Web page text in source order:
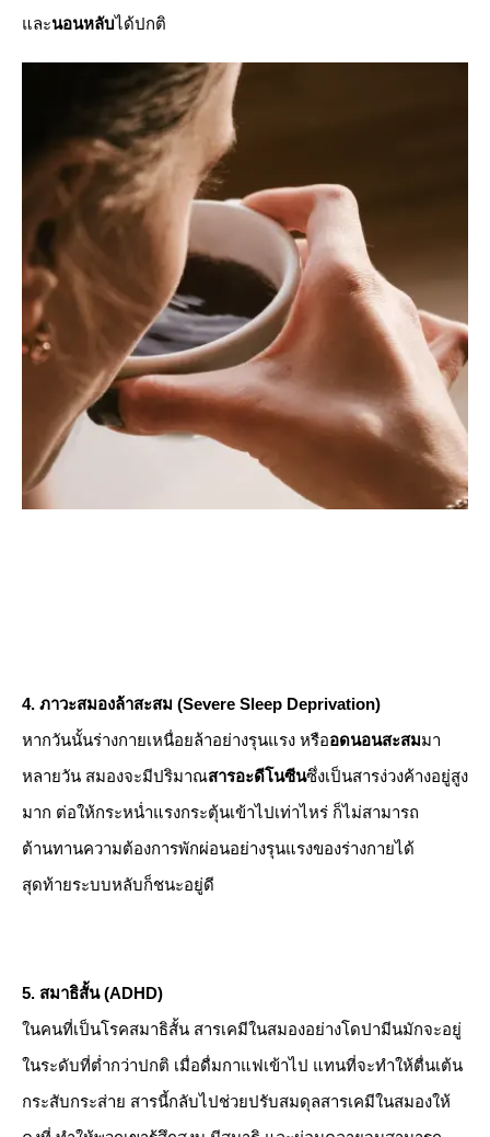
และนอนหลับได้ปกติ
4. ภาวะสมองล้าสะสม (Severe Sleep Deprivation)
​หากวันนั้นร่างกายเหนื่อยล้าอย่างรุนแรง หรืออดนอนสะสมมา
หลายวัน สมองจะมีปริมาณสารอะดีโนซีนซึ่งเป็นสารง่วงค้างอยู่สูง
มาก ต่อให้กระหน่ำแรงกระตุ้นเข้าไปเท่าไหร่ ก็ไม่สามารถ
ต้านทานความต้องการพักผ่อนอย่างรุนแรงของร่างกายได้
สุดท้ายระบบหลับก็ชนะอยู่ดี
​5. สมาธิสั้น (ADHD)
​ในคนที่เป็นโรคสมาธิสั้น สารเคมีในสมองอย่างโดปามีนมักจะอยู่
ในระดับที่ต่ำกว่าปกติ เมื่อดื่มกาแฟเข้าไป แทนที่จะทำให้ตื่นเต้น
กระสับกระส่าย สารนี้กลับไปช่วยปรับสมดุลสารเคมีในสมองให้